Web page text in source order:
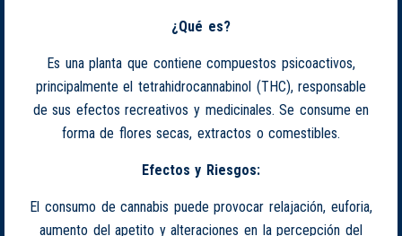
¿Qué es?
Es una planta que contiene compuestos psicoactivos,
principalmente el tetrahidrocannabinol (THC), responsable
de sus efectos recreativos y medicinales. Se consume en
forma de flores secas, extractos o comestibles.
Efectos y Riesgos:
El consumo de cannabis puede provocar relajación, euforia,
aumento del apetito y alteraciones en la percepción del